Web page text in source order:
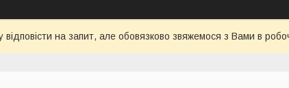
на запит, але обовязково звяжемося з Вами в